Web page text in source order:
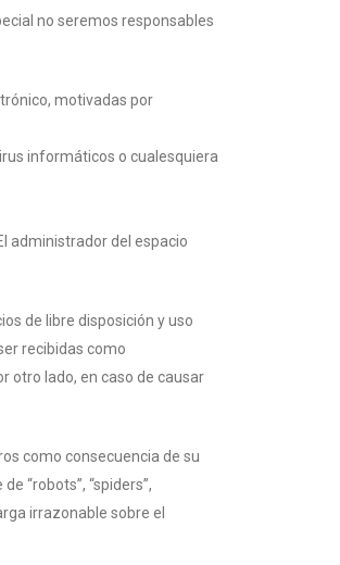
no seremos responsables
motivadas por
informáticos o cualesquiera
administrador del espacio
de libre disposición y uso
recibidas como
otro lado, en caso de causar
como consecuencia de su
“robots”, “spiders”,
irrazonable sobre el